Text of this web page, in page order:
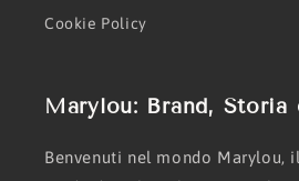
Cookie Policy
Marylou: Brand, Storia
Benvenuti nel mondo Marylou,